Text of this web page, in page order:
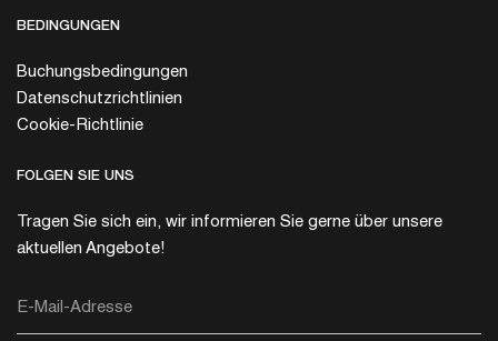
BEDINGUNGEN
Buchungsbedingungen
Datenschutzrichtlinien
Cookie-Richtlinie
FOLGEN SIE UNS
Tragen Sie sich ein, wir informieren Sie gerne über unsere
aktuellen Angebote!
E-Mail-Adresse